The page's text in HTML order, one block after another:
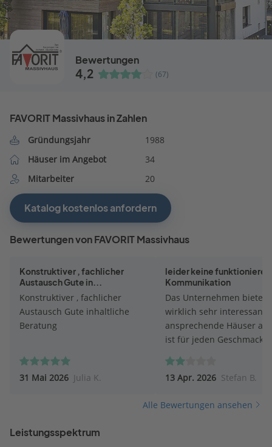
Bewertungen
4,2 (67)
FAVORIT Massivhaus in Zahlen
Gründungsjahr
1988
Häuser im Angebot
34
Mitarbeiter
20
Katalog kostenlos anfordern
Bewertungen von FAVORIT Massivhaus
Konstruktiver , fachlicher
Austausch Gute in...
Konstruktiver , fachlicher
Austausch Gute inhaltliche
Beratung
31 Mai 2026 Julia K.
leider keine
Kommunikation
Das Unternehmen bietet
wirklich sehr
ansprechende Häuser an,
ist für jeden Geschmack
übersichtlich und
aufgebaut und auch an
etwas zu verbessern.
13 Apr. 2026 Stefan B.
Alle Bewertungen ansehen
Leistungsspektrum